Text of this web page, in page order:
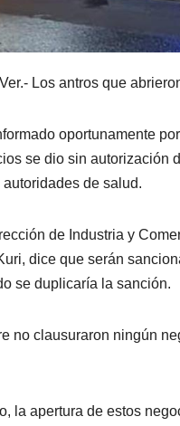
Los antros que
oportunamente
se dio sin autorización
autoridades de salud.
de Industria y
dice que serán
se duplicaría la sanción.
no clausuraron ningún
la apertura de estos